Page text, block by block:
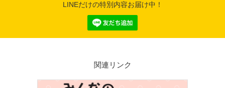
LINEだけの特別内容お届け中！
関連リンク